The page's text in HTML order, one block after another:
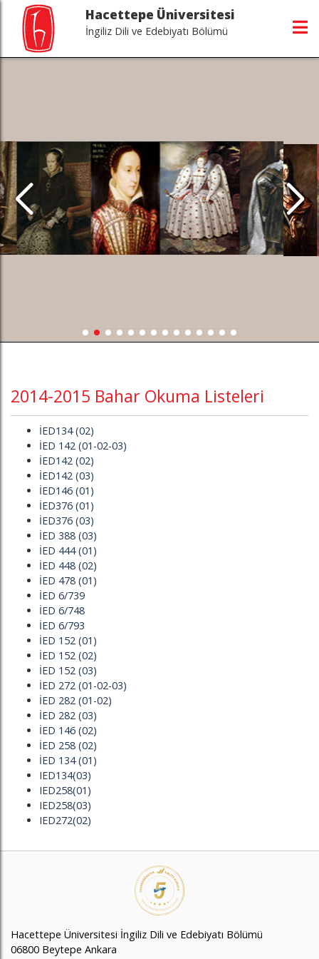
Hacettepe Üniversitesi
İngiliz Dili ve Edebiyatı Bölümü
2014-2015 Bahar Okuma Listeleri
İED134 (02)
İED 142 (01-02-03)
İED142 (02)
İED142 (03)
İED146 (01)
İED376 (01)
İED376 (03)
İED 388 (03)
İED 444 (01)
İED 448 (02)
İED 478 (01)
İED 6/739
İED 6/748
İED 6/793
İED 152 (01)
İED 152 (02)
İED 152 (03)
İED 272 (01-02-03)
İED 282 (01-02)
İED 282 (03)
İED 146 (02)
İED 258 (02)
İED 134 (01)
IED134(03)
IED258(01)
IED258(03)
IED272(02)
Hacettepe Üniversitesi İngiliz Dili ve Edebiyatı Bölümü
06800 Beytepe Ankara